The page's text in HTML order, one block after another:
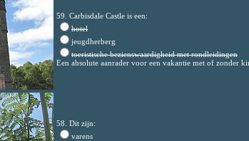
59. Carbisdale Castle is een:
hotel
jeugdherberg
toeristische bezienswaardigheid met rondleidingen
Een absolute aanrader voor een vakantie met of zonder
58. Dit zijn:
varens